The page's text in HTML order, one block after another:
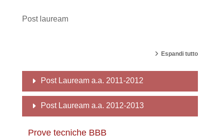
Post lauream
Espandi tutto
Post Lauream a.a. 2011-2012
Post Lauream a.a. 2012-2013
Prove tecniche BBB